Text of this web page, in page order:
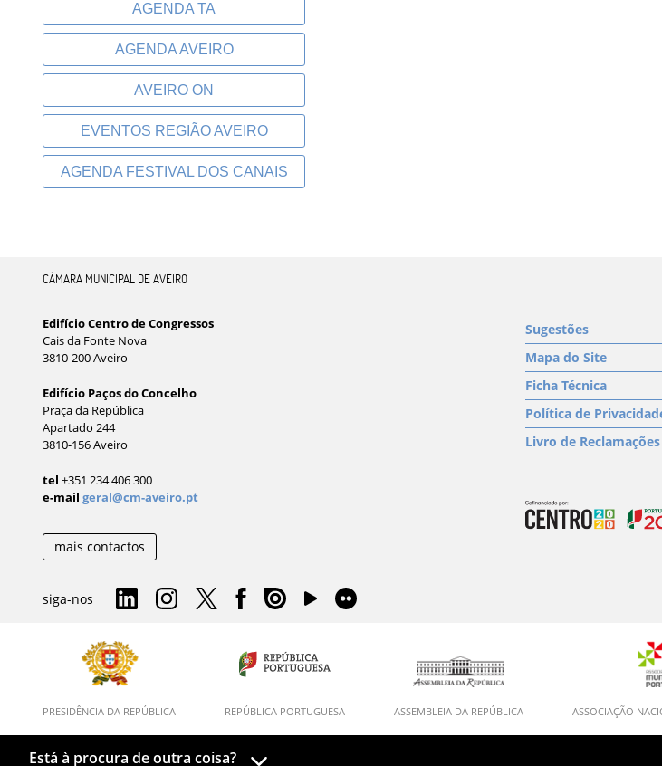
AGENDA TA
AGENDA AVEIRO
AVEIRO ON
EVENTOS REGIÃO AVEIRO
AGENDA FESTIVAL DOS CANAIS
CÂMARA MUNICIPAL DE AVEIRO
Edifício Centro de Congressos
Cais da Fonte Nova
3810-200 Aveiro
Edifício Paços do Concelho
Praça da República
Apartado 244
3810-156 Aveiro
tel +351 234 406 300
e-mail geral@cm-aveiro.pt
mais contactos
siga-nos
Sugestões
Mapa do Site
Ficha Técnica
Política de
Livro de Reclamações
PRESIDÊNCIA DA REPÚBLICA REPÚBLICA PORTUGUESA ASSEMBLEIA DA REPÚBLICA ASSOCIAÇÃO
Está à procura de outra coisa?